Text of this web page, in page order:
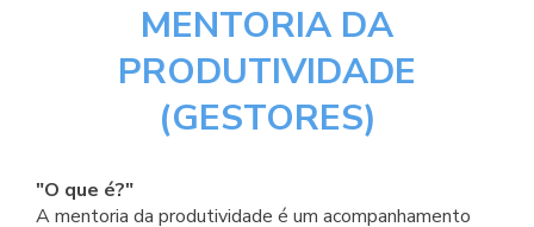
MENTORIA DA
PRODUTIVIDADE
(GESTORES)
"O que é?"
A mentoria da produtividade é um acompanhamento